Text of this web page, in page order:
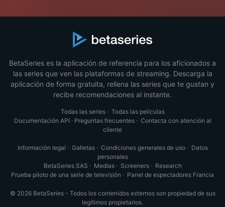
BetaSeries es la aplicación de referencia para los aficionados a
las series que ven las plataformas de streaming. Descarga la
aplicación de forma gratuita, rellena las series que te gustan y
recibe recomendaciones al instante.
Todas las series· Todas las películas
Documentación API · Preguntas frecuentes· Contacta con atención al
cliente
Información legal · Galletas· Condiciones generales de uso· Datos
personales
BetaSeries SAS · Medias· Screeners· Research
Prueba piloto de una serie de televisión · Panel de espectadores Francia
© 2026 BetaSeries - Todos los contenidos externos son propiedad de sus
legítimos propietarios.